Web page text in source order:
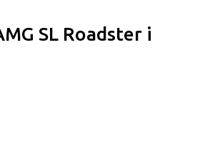
SL Roadster i